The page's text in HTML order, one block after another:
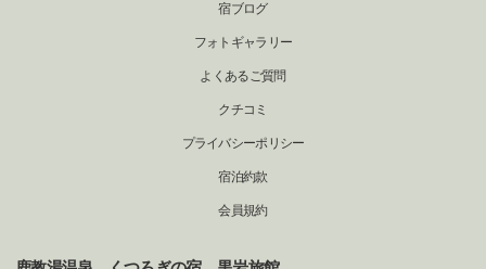
宿ブログ
フォトギャラリー
よくあるご質問
クチコミ
プライバシーポリシー
宿泊約款
会員規約